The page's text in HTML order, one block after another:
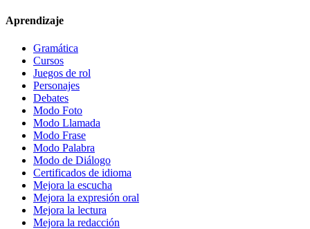
Aprendizaje
Gramática
Cursos
Juegos de rol
Personajes
Debates
Modo Foto
Modo Llamada
Modo Frase
Modo Palabra
Modo de Diálogo
Certificados de idioma
Mejora la escucha
Mejora la expresión oral
Mejora la lectura
Mejora la redacción